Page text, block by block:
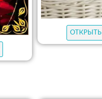
ОТКРЫТЬ